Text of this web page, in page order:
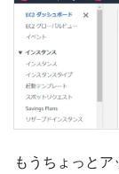
もうちょっと